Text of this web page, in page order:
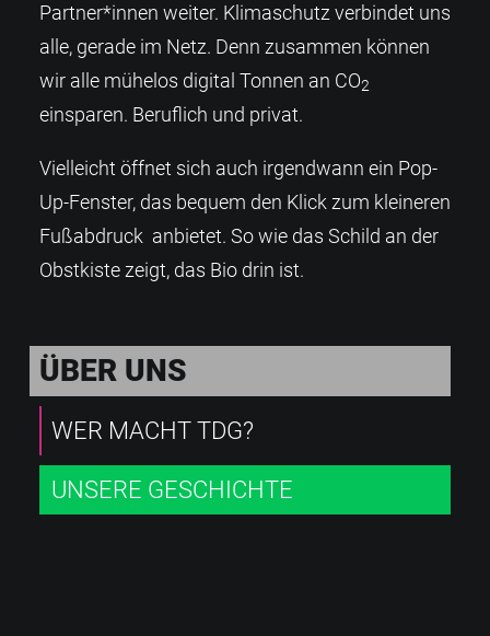
ÜBER UNS
WER MACHT TDG?
UNSERE GESCHICHTE
Partner*innen weiter. Klimaschutz verbindet uns
alle, gerade im Netz. Denn zusammen können
wir alle mühelos digital Tonnen an CO2
einsparen. Beruflich und privat.
Vielleicht öffnet sich auch irgendwann ein Pop-
Up-Fenster, das bequem den Klick zum kleineren
Fußabdruck anbietet. So wie das Schild an der
Obstkiste zeigt, das Bio drin ist.